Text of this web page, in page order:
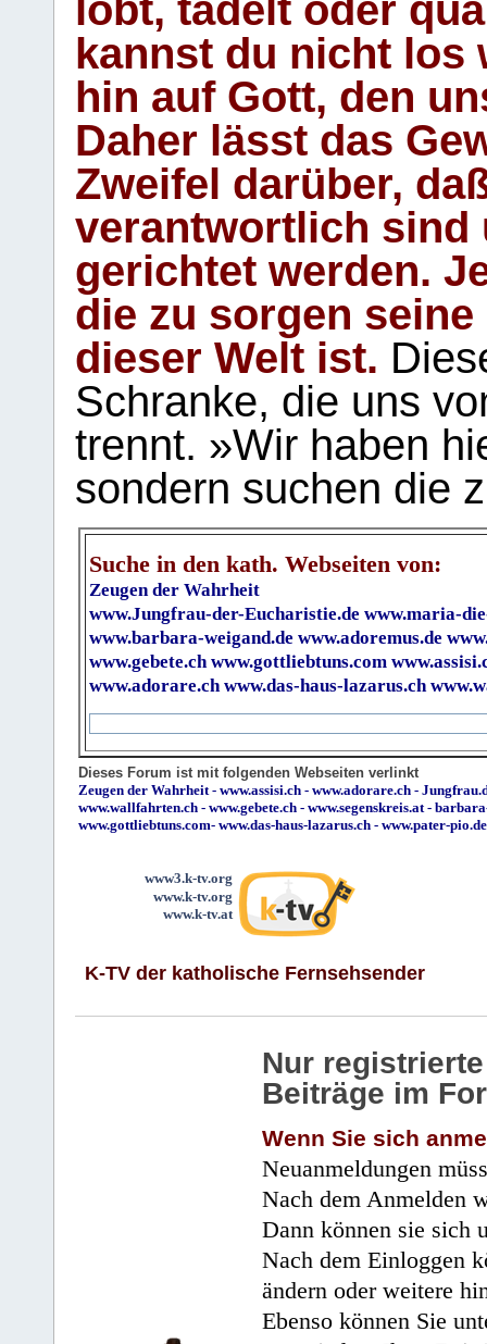
lobt, tadelt oder
kannst du nicht los
hin auf Gott, den
Daher lässt das
Zweifel darüber,
verantwortlich sind
gerichtet werden.
die zu sorgen
dieser Welt ist.
Schranke, die uns
trennt. »Wir haben
sondern suchen die
Suche in den kath. Webseiten von:
Zeugen der Wahrheit
www.Jungfrau-der-Eucharistie.de www.maria-
www.barbara-weigand.de www.adoremus.de
www.gebete.ch www.gottliebtuns.com
www.adorare.ch www.das-haus-lazarus.ch
Dieses Forum ist mit folgenden Webseiten verlinkt
Zeugen der Wahrheit- www.assisi.ch - www.adorare.ch -
www.wallfahrten.ch - www.gebete.ch - www.segenskreis.at-
www.gottliebtuns.com- www.das-haus-lazarus.ch - www.pater-pio.de
www3.k-tv.org
www.k-tv.org
www.k-tv.at
K-TV der katholische Fernsehsender
Nur
Beiträge im
Wenn Sie sich
Neuanmeldungen
Nach dem Anmelden
Dann können sie sich
Nach dem Einloggen
ändern oder weitere
Ebenso können Sie